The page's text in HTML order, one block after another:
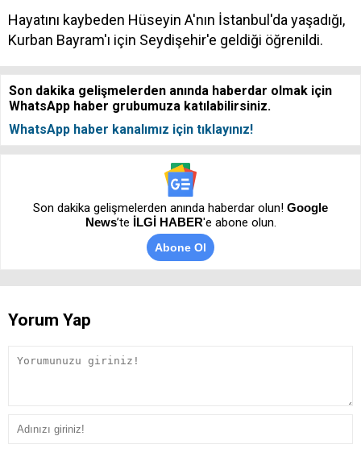
Hayatını kaybeden Hüseyin A'nın İstanbul'da yaşadığı,
Kurban Bayram'ı için Seydişehir'e geldiği öğrenildi.
Son dakika gelişmelerden anında haberdar olmak için
WhatsApp haber grubumuza katılabilirsiniz.
WhatsApp haber kanalımız için tıklayınız!
Son dakika gelişmelerden anında haberdar olun! Google
News’te İLGİ HABER'e abone olun.
Abone Ol
Yorum Yap